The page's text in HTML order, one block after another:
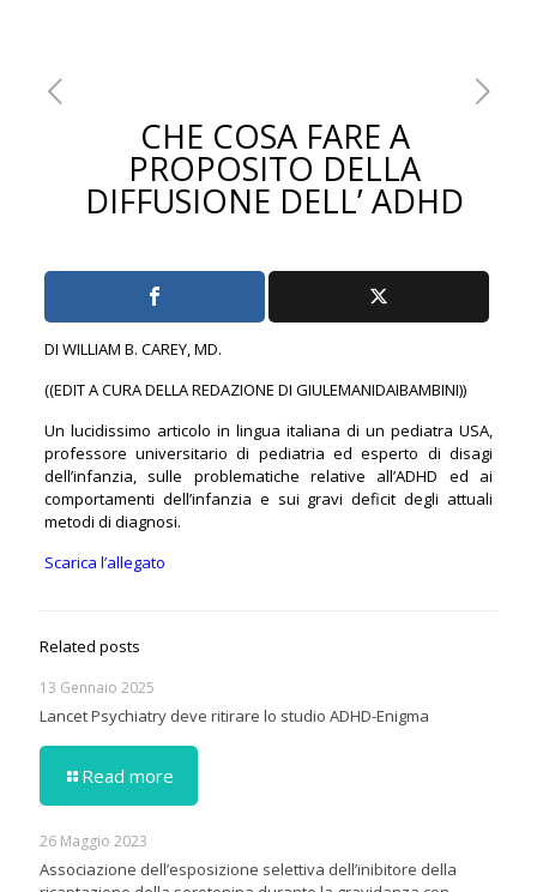
CHE COSA FARE A
PROPOSITO DELLA
DIFFUSIONE DELL’ ADHD
DI WILLIAM B. CAREY, MD.
((EDIT A CURA DELLA REDAZIONE DI GIULEMANIDAIBAMBINI))
Un lucidissimo articolo in lingua italiana di un pediatra USA,
professore universitario di pediatria ed esperto di disagi
dell’infanzia, sulle problematiche relative all’ADHD ed ai
comportamenti dell’infanzia e sui gravi deficit degli attuali
metodi di diagnosi.
Scarica l’allegato
Related posts
13 Gennaio 2025
Lancet Psychiatry deve ritirare lo studio ADHD-Enigma
Read more
26 Maggio 2023
Associazione dell’esposizione selettiva dell’inibitore della